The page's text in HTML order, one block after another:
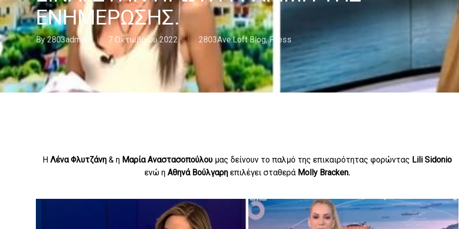
ΕΝΗΜΈΡΩΣΗΣ.
By 2803admin 7 Οκτωβρίου 2022 2803Ave.Loft Blog,Press
Η Λένα Φλυτζάνη& η Μαρία Αναστασοπούλουμας δείνουν το παλμό της επικαιρότητας φορώντας Lili Sidonio
ενώ η Αθηνά Βούλγαρηεπιλέγει σταθερά Molly Bracken.